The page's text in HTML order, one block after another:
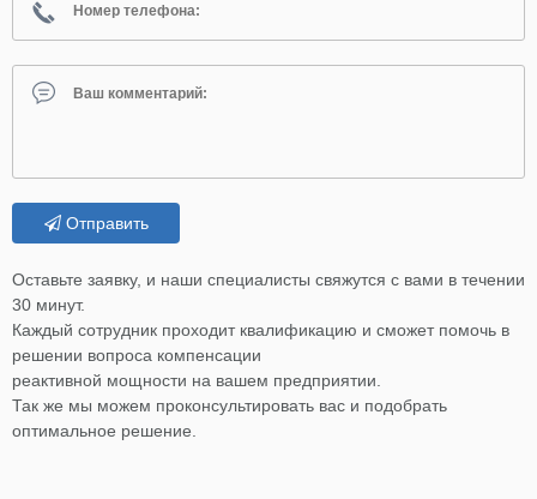
Отправить
Оставьте заявку, и наши специалисты свяжутся с вами в течении
30 минут.
Каждый сотрудник проходит квалификацию и сможет помочь в
решении вопроса компенсации
реактивной мощности на вашем предприятии.
Так же мы можем проконсультировать вас и подобрать
оптимальное решение.